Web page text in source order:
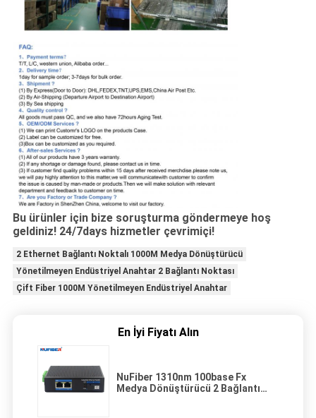
Bu ürünler için bize soruşturma göndermeye hoş
geldiniz! 24/7days hizmetler çevrimiçi!
2 Ethernet Bağlantı Noktalı 1000M Medya Dönüştürücü
Yönetilmeyen Endüstriyel Anahtar 2 Bağlantı Noktası
Çift Fiber 1000M Yönetilmeyen Endüstriyel Anahtar
En İyi Fiyatı Alın
NuFiber 1310nm 100base Fx
Medya Dönüştürücü 2 Bağlantı